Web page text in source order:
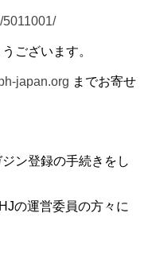
5011001/
ございます。
japan.org までお寄せ
ン登録の手続きをし
の運営委員の方々に